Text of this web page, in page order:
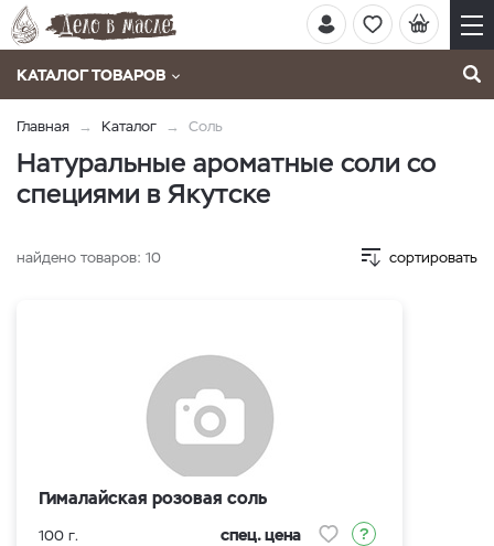
КАТАЛОГ ТОВАРОВ
Главная Каталог Соль
Натуральные ароматные соли со
специями в Якутске
найдено товаров: 10 сортировать
Гималайская розовая соль
100 г. спец. цена